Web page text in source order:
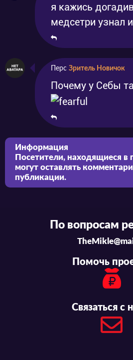
я кажись
медсетри узнал
Перс Зритель Новичок
Почему у Себы
Информация
Посетители, находящиеся в
могут оставлять
публикации.
По вопросам
Помочь
Связаться с